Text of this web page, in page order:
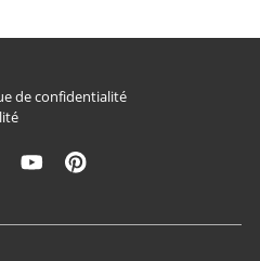
de page
de confidentialité